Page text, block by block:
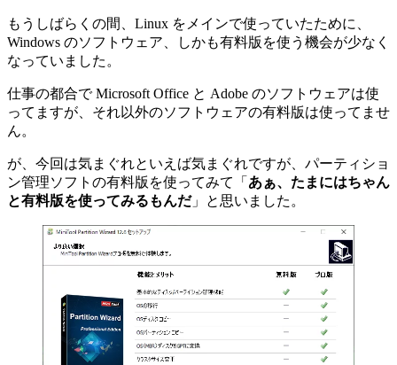
もうしばらくの間、Linux をメインで使っていたために、
Windows のソフトウェア、しかも有料版を使う機会が少なく
なっていました。
仕事の都合で Microsoft Office と Adobe のソフトウェアは使
ってますが、それ以外のソフトウェアの有料版は使ってませ
ん。
が、今回は気まぐれといえば気まぐれですが、パーティショ
ン管理ソフトの有料版を使ってみて「 あぁ、たまにはちゃん
と有料版を使ってみるもんだ」と思いました。